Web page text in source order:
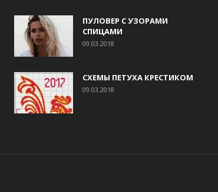
ПУЛОВЕР С УЗОРАМИ
СПИЦАМИ
09.03.2018
СХЕМЫ ПЕТУХА КРЕСТИКОМ
09.03.2018